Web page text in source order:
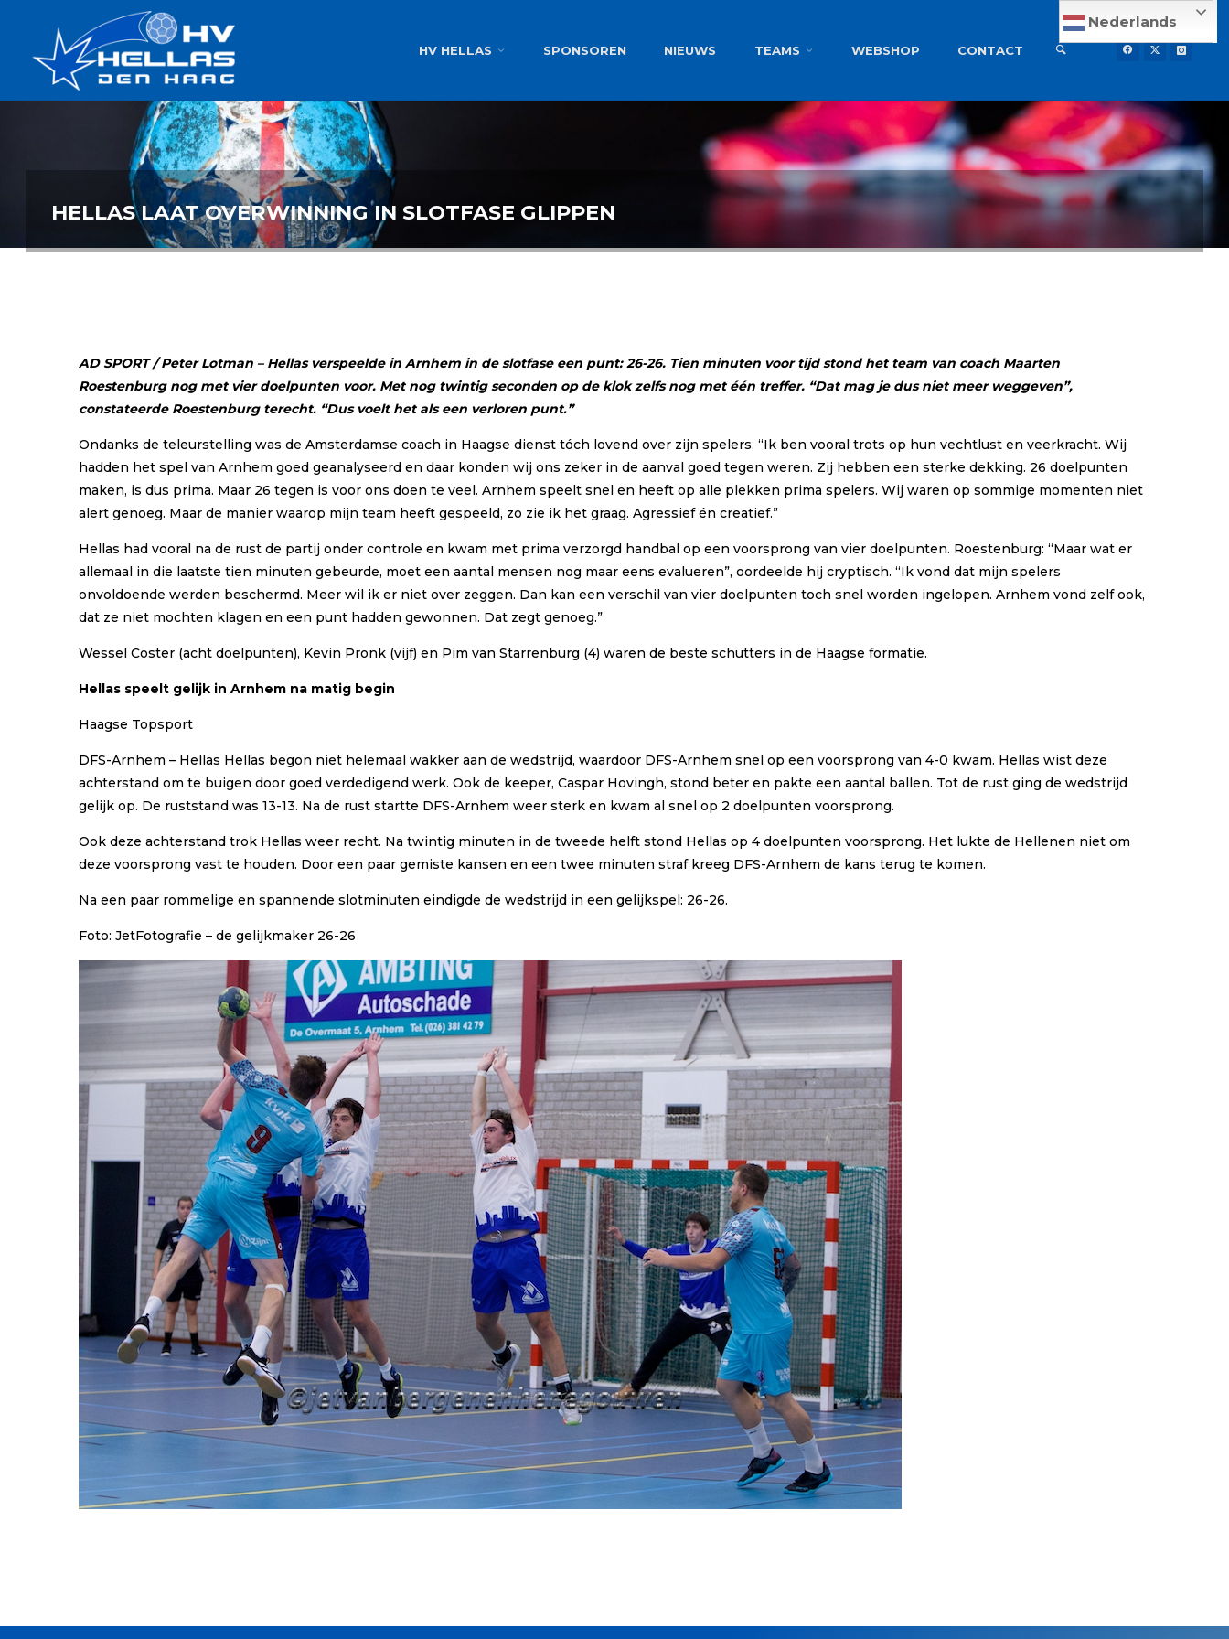
AMBITIE
HV HELLAS SPONSOREN NIEUWS TEAMS WEBSHOP CONTACT
Nederlands
HELLAS LAAT OVERWINNING IN SLOTFASE GLIPPEN
AD SPORT / Peter Lotman – Hellas verspeelde in Arnhem in de slotfase een punt: 26-26. Tien minuten voor tijd stond het team van coach Maarten
Roestenburg nog met vier doelpunten voor. Met nog twintig seconden op de klok zelfs nog met één treffer. “Dat mag je dus niet meer weggeven”,
constateerde Roestenburg terecht. “Dus voelt het als een verloren punt.”
Ondanks de teleurstelling was de Amsterdamse coach in Haagse dienst tóch lovend over zijn spelers. “Ik ben vooral trots op hun vechtlust en veerkracht. Wij
hadden het spel van Arnhem goed geanalyseerd en daar konden wij ons zeker in de aanval goed tegen weren. Zij hebben een sterke dekking. 26 doelpunten
maken, is dus prima. Maar 26 tegen is voor ons doen te veel. Arnhem speelt snel en heeft op alle plekken prima spelers. Wij waren op sommige momenten niet
alert genoeg. Maar de manier waarop mijn team heeft gespeeld, zo zie ik het graag. Agressief én creatief.”
Hellas had vooral na de rust de partij onder controle en kwam met prima verzorgd handbal op een voorsprong van vier doelpunten. Roestenburg: “Maar wat er
allemaal in die laatste tien minuten gebeurde, moet een aantal mensen nog maar eens evalueren”, oordeelde hij cryptisch. “Ik vond dat mijn spelers
onvoldoende werden beschermd. Meer wil ik er niet over zeggen. Dan kan een verschil van vier doelpunten toch snel worden ingelopen. Arnhem vond zelf ook,
dat ze niet mochten klagen en een punt hadden gewonnen. Dat zegt genoeg.”
Wessel Coster (acht doelpunten), Kevin Pronk (vijf) en Pim van Starrenburg (4) waren de beste schutters in de Haagse formatie.
Hellas speelt gelijk in Arnhem na matig begin
Haagse Topsport
DFS-Arnhem – Hellas Hellas begon niet helemaal wakker aan de wedstrijd, waardoor DFS-Arnhem snel op een voorsprong van 4-0 kwam. Hellas wist deze
achterstand om te buigen door goed verdedigend werk. Ook de keeper, Caspar Hovingh, stond beter en pakte een aantal ballen. Tot de rust ging de wedstrijd
gelijk op. De ruststand was 13-13. Na de rust startte DFS-Arnhem weer sterk en kwam al snel op 2 doelpunten voorsprong.
Ook deze achterstand trok Hellas weer recht. Na twintig minuten in de tweede helft stond Hellas op 4 doelpunten voorsprong. Het lukte de Hellenen niet om
deze voorsprong vast te houden. Door een paar gemiste kansen en een twee minuten straf kreeg DFS-Arnhem de kans terug te komen.
Na een paar rommelige en spannende slotminuten eindigde de wedstrijd in een gelijkspel: 26-26.
Foto: JetFotografie – de gelijkmaker 26-26